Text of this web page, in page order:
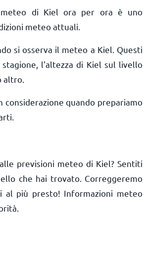
di Kiel ora per ora è uno
meteo attuali.
si osserva il meteo a Kiel. Questi
l'altezza di Kiel sul livello
altro.
quando prepariamo
previsioni meteo di Kiel? Sentiti
che hai trovato. Correggeremo
al più presto! Informazioni meteo